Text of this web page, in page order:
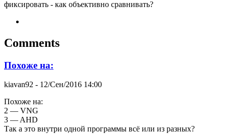
фиксировать - как объективно сравнивать?
Comments
Похоже на:
kiavan92 - 12/Сен/2016 14:00
Похоже на:
2 — VNG
3 — AHD
Так а это внутри одной программы всё или из разных?